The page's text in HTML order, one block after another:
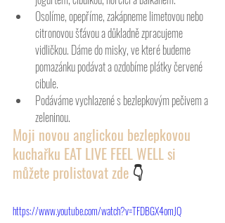
Osolíme, opepříme, zakápneme limetovou nebo
citronovou šťávou a důkladně zpracujeme
vidličkou. Dáme do misky, ve které budeme
pomazánku podávat a ozdobíme plátky červené
cibule.
Podáváme vychlazené s bezlepkovým pečivem a
zeleninou.
Moji novou anglickou bezlepkovou
kuchařku EAT LIVE FEEL WELL si
můžete prolistovat zde 👇
https://www.youtube.com/watch?v=TFDBGX4omJQ